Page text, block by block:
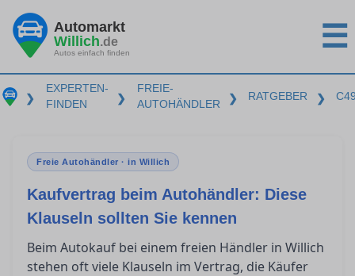
Automarkt
Willich.de
Autos einfach finden ☰
❯
EXPERTEN-
FINDEN
❯
FREIE-
AUTOHÄNDLER
❯ RATGEBER ❯
Freie Autohändler · in Willich
Kaufvertrag beim Autohändler: Diese
Klauseln sollten Sie kennen
Beim Autokauf bei einem freien Händler in Willich
stehen oft viele Klauseln im Vertrag, die Käufer